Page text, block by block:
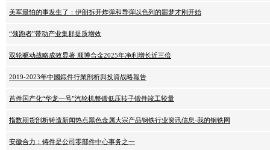
美军最怕的事发生了：伊朗拆开炸弹和导弹以色列的噩梦才刚开始
“领跑者”带动产业集群提质增效
双轮驱动战略成效显著 顺博合金2025年净利增长近三倍
2019-2023年中國鍛件行業剖析與投資战略報告
首件国产化“华龙一号”汽轮机整锻低压转子锻件竣工较量
指数期货剖析铸造新闻热点黑色金属大宗产品钢铁行业资讯信息-我的钢铁网
安徽合力：铸件是公司零部件中心事务之一